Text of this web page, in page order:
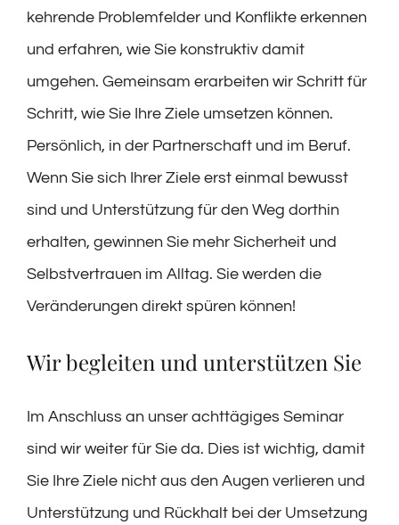
kehrende Problemfelder und Konflikte erkennen
und erfahren, wie Sie konstruktiv damit
umgehen. Gemeinsam erarbeiten wir Schritt für
Schritt, wie Sie Ihre Ziele umsetzen können.
Persönlich, in der Partnerschaft und im Beruf.
Wenn Sie sich Ihrer Ziele erst einmal bewusst
sind und Unterstützung für den Weg dorthin
erhalten, gewinnen Sie mehr Sicherheit und
Selbstvertrauen im Alltag. Sie werden die
Veränderungen direkt spüren können!
Wir begleiten und unterstützen Sie
Im Anschluss an unser achttägiges Seminar
sind wir weiter für Sie da. Dies ist wichtig, damit
Sie Ihre Ziele nicht aus den Augen verlieren und
Unterstützung und Rückhalt bei der Umsetzung